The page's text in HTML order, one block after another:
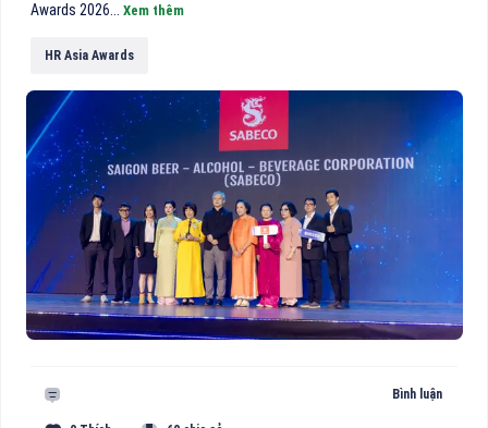
Awards 2026... Xem thêm
HR Asia Awards
Bình luận